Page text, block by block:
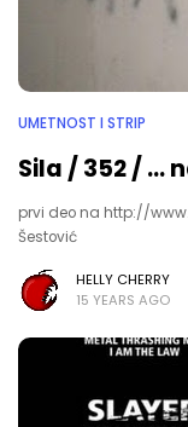
UMETNOST I STRIP
Sila / 352 / ...
prvi deo na http://
Šestović
HELLY CHERRY
15 YEARS AGO